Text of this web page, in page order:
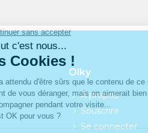
Olky
A propos
Souscrire
Se connecter